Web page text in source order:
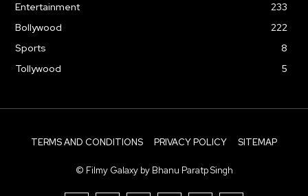
Entertainment
233
Bollywood
222
Sports
8
Tollywood
5
TERMS AND CONDITIONS PRIVACY POLICY SITEMAP
© Filmy Galaxy by Bhanu Paratp Singh